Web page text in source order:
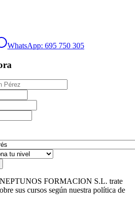
WhatsApp: 695 750 305
NEPTUNOS FORMACION S.L. trate
sus cursos según nuestra política de